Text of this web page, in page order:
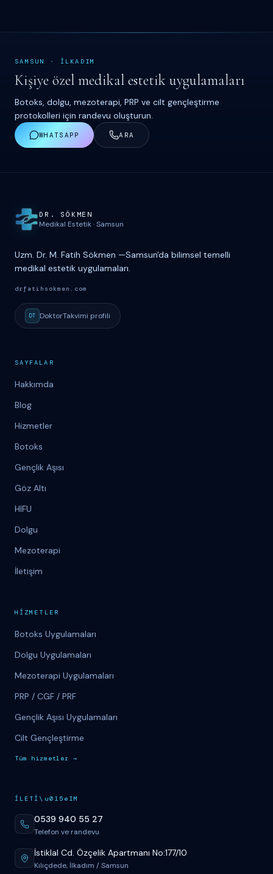
SAMSUN · İ LKADIM
Kişiye özel medikal estetik uygulamaları
Botoks, dolgu, mezoterapi, PRP ve cilt gençleştirme
protokolleri için randevu oluşturun.
WHATSAPP ARA
Site haritası ve iletişim
DR. S Ö KMEN
Medikal Estetik·Samsun
Uzm. Dr. M. Fatih Sökmen —Samsun'da bilimsel temelli
medikal estetik uygulamaları.
drfatihsokmen.com
DT DoktorTakvimi profili
SAYFALAR
Hakkımda
Blog
Hizmetler
Botoks
Gençlik Aşısı
Göz Altı
HIFU
Dolgu
Mezoterapi
İletişim
H İ ZMETLER
Botoks Uygulamaları
Dolgu Uygulamaları
Mezoterapi Uygulamaları
PRP / CGF / PRF
Gençlik Aşısı Uygulamaları
Cilt Gençleştirme
Tüm hizmetler →
İ LET İ \u015eIM
0539 940 55 27
Telefon ve randevu
İstiklal Cd. Özçelik Apartmanı No:177/10
Kılıçdede, İlkadım / Samsun